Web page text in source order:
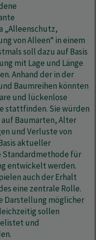
„Alleenschutz,
von Alleen“ in einem
soll dazu auf Basis
mit Lage und Länge
Anhand der in der
Baumreihen könnten
und lückenlose
stattfinden. Sie würden
auf Baumarten, Alter
und Verluste von
aktueller
Standardmethode für
entwickelt werden.
auch der Erhalt
eine zentrale Rolle.
Darstellung möglicher
sollen
und